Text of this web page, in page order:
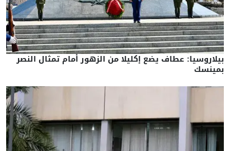
بيلاروسيا: عطاف يضع إكليلا من الزهور أمام تمثال النصر
بمينسك